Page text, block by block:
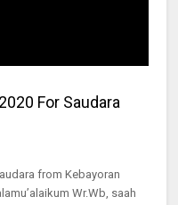
For Saudara
from Kebayoran
Wr.Wb, saah